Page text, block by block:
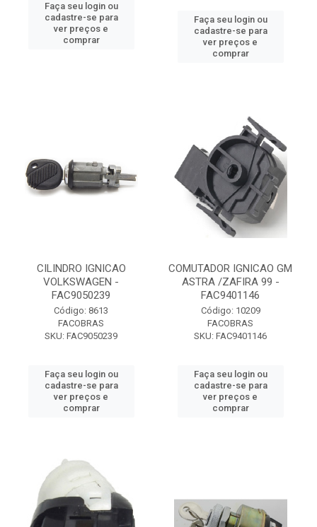
Faça seu login ou
cadastre-se para
ver preços e
comprar
Faça seu login ou
cadastre-se para
ver preços e
comprar
CILINDRO IGNICAO
VOLKSWAGEN -
FAC9050239
Código: 8613
FACOBRAS
SKU: FAC9050239
Faça seu login ou
cadastre-se para
ver preços e
comprar
COMUTADOR IGNICAO GM
ASTRA /ZAFIRA 99 -
FAC9401146
Código: 10209
FACOBRAS
SKU: FAC9401146
Faça seu login ou
cadastre-se para
ver preços e
comprar